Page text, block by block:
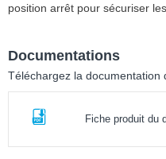
position arrêt pour sécuriser
Documentations
Téléchargez la documentation
Fiche produit du